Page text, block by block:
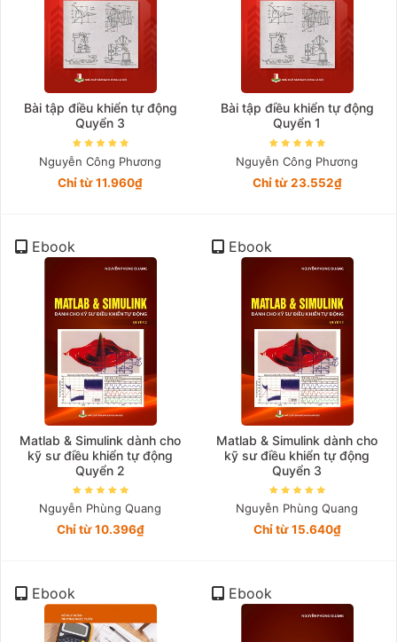
Bài tập điều khiển tự động
Quyển 3
Nguyễn Công Phương
Chỉ từ 11.960₫
Bài tập điều khiển tự động
Quyển 1
Nguyễn Công Phương
Chỉ từ 23.552₫
Ebook
Matlab & Simulink dành cho
kỹ sư điều khiển tự động
Quyển 2
Nguyễn Phùng Quang
Chỉ từ 10.396₫
Ebook
Matlab & Simulink dành cho
kỹ sư điều khiển tự động
Quyển 3
Nguyễn Phùng Quang
Chỉ từ 15.640₫
Ebook Ebook